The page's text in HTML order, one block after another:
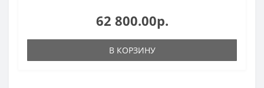
62 800.00р.
В КОРЗИНУ